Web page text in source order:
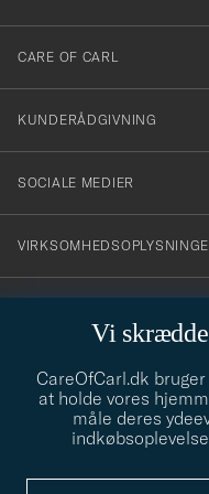
Vi
CareOfCarl.dk
at holde vores
måle deres
dig
till
vårt
nyhetsbrev!
CARE OF CARL
KUNDERÅDGIVNING
SOCIALE MEDIER
info@careofcarl.dk
Behøver du hjælp til at
gerne til!
STILRÅD